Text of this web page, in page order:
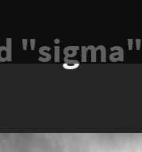
"sigma"